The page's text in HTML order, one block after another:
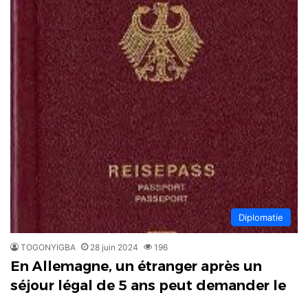
Diplomatie
TOGONYIGBA 28 juin 2024 196
En Allemagne, un étranger après un
séjour légal de 5 ans peut demander le